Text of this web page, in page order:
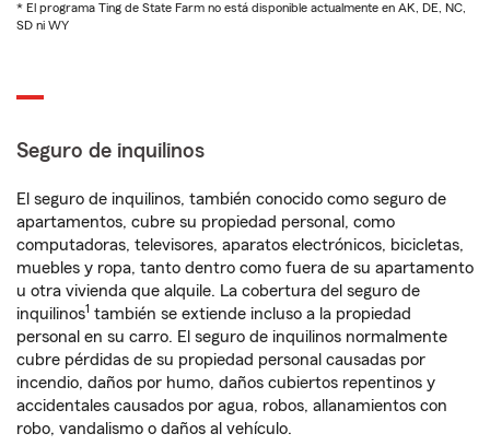
* El programa Ting de State Farm no está disponible actualmente en AK, DE, NC,
SD ni WY
Seguro de inquilinos
El seguro de inquilinos, también conocido como seguro de
apartamentos, cubre su propiedad personal, como
computadoras, televisores, aparatos electrónicos, bicicletas,
muebles y ropa, tanto dentro como fuera de su apartamento
u otra vivienda que alquile. La cobertura del seguro de
inquilinos1 también se extiende incluso a la propiedad
personal en su carro. El seguro de inquilinos normalmente
cubre pérdidas de su propiedad personal causadas por
incendio, daños por humo, daños cubiertos repentinos y
accidentales causados por agua, robos, allanamientos con
robo, vandalismo o daños al vehículo.